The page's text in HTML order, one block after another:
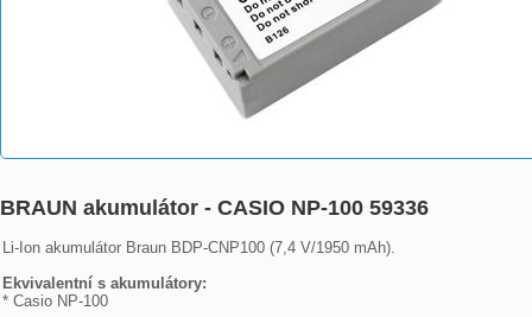
BRAUN akumulátor - CASIO NP-100 59336
Li-Ion akumulátor Braun BDP-CNP100 (7,4 V/1950 mAh).
Ekvivalentní s akumulátory:
* Casio NP-100